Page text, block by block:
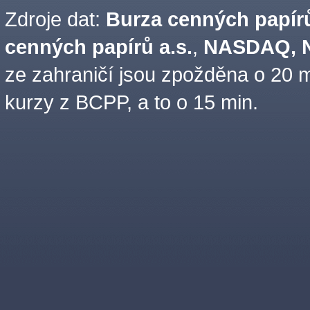
Zdroje dat: Burza cenných
cenných papírů a.s., NASDAQ,
ze zahraničí jsou zpožděna o 20
kurzy z BCPP, a to o 15 min.